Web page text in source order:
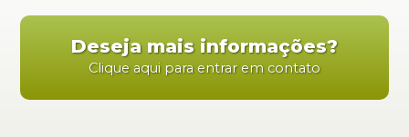
Deseja mais informações?
Clique aqui para entrar em contato